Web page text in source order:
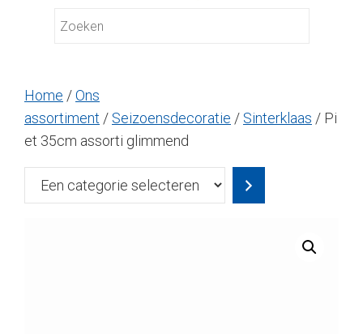
Home /Ons
assortiment / Seizoensdecoratie / Sinterklaas / Pi
et 35cm assorti glimmend
Een
categorie